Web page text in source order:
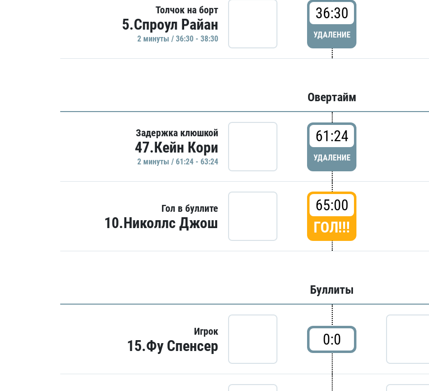
Толчок на борт
5.Спроул Райан
2 минуты / 36:30 - 38:30
36:30
УДАЛЕНИЕ
Овертайм
Задержка клюшкой
47.Кейн Кори
2 минуты / 61:24 - 63:24
61:24
УДАЛЕНИЕ
Гол в буллите
10.Николлс Джош
65:00
ГОЛ!!!
Буллиты
Игрок
15.Фу Спенсер 0:0